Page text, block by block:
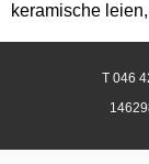
keramische
T 046